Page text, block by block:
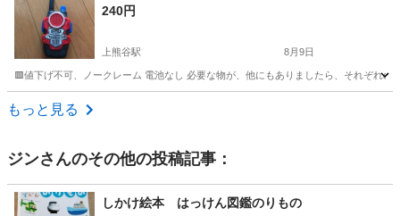
240円
上熊谷駅 8月9日
🟥値下げ不可、ノークレーム 電池なし 必要な物が、他にもありましたら、それぞれ
埼玉 熊谷市
もっと見る
ジンさんのその他の投稿記事：
しかけ絵本 はっけん図鑑のりもの